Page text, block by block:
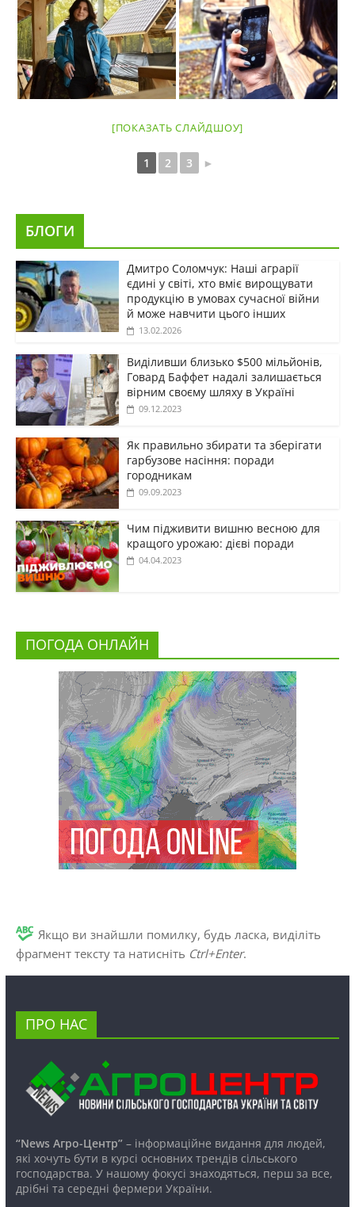
[ПОКАЗАТЬ СЛАЙДШОУ]
1 2 3 ►
БЛОГИ
Дмитро Соломчук: Наші аграрії
єдині у світі, хто вміє вирощувати
продукцію в умовах сучасної війни
й може навчити цього інших
13.02.2026
Виділивши близько $500 мільйонів,
Говард Баффет надалі залишається
вірним своєму шляху в Україні
09.12.2023
Як правильно збирати та зберігати
гарбузове насіння: поради
городникам
09.09.2023
Чим підживити вишню весною для
кращого урожаю: дієві поради
04.04.2023
ПОГОДА ОНЛАЙН
Якщо ви знайшли помилку, будь ласка, виділіть
фрагмент тексту та натисніть Ctrl+Enter.
ПРО НАС
“News Агро-Центр”– інформаційне видання для людей,
які хочуть бути в курсі основних трендів сільського
господарства. У нашому фокусі знаходяться, перш за все,
дрібні та середні фермери України.